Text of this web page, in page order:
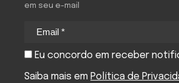
em seu e-mail
Eu concordo em receber
Saiba mais em Política de